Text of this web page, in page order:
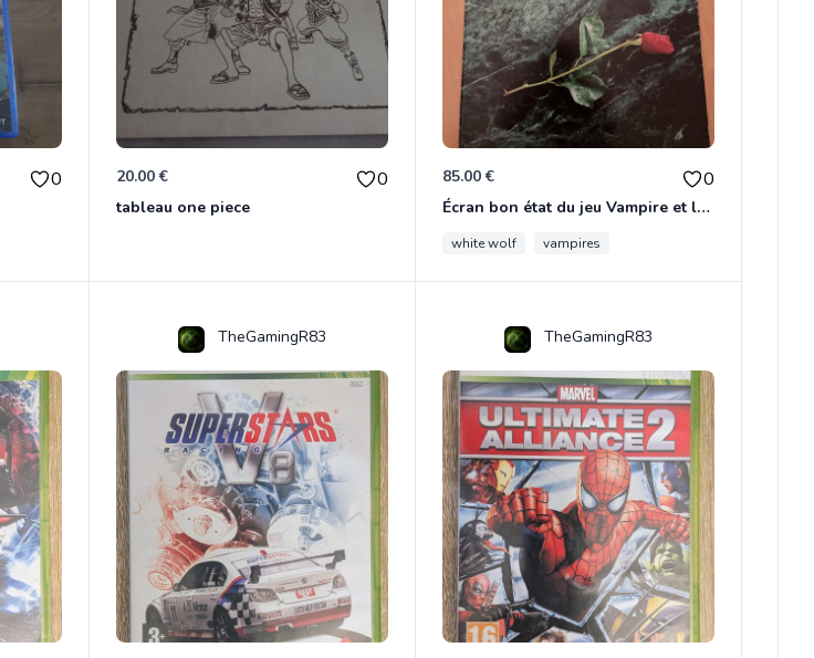
0 20.00 € 0
tableau one piece
85.00 € 0
Écran bon état du jeu Vampire et livre de règles « la mascarade » état d’usage
white wolf vampires
TheGamingR83 TheGamingR83